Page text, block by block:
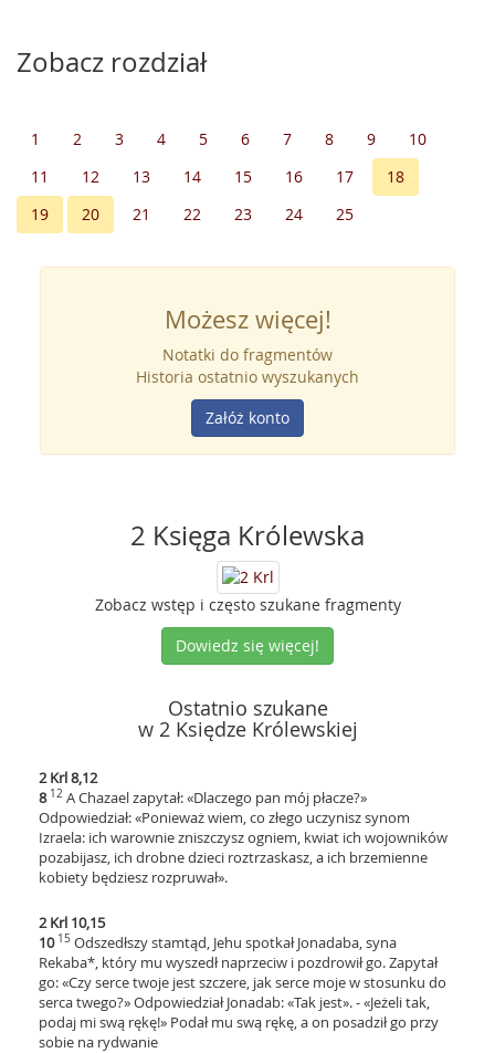
Zobacz rozdział
1 2 3 4 5 6 7 8 9
10
11
12 13 14 15 16 17
18
19
20 21 22 23 24 25
Możesz więcej!
Notatki do fragmentów
Historia ostatnio wyszukanych
Załóż konto
2 Księga Królewska
Zobacz wstęp i często szukane fragmenty
Dowiedz się więcej!
Ostatnio szukane
w 2 Księdze Królewskiej
2 Krl 8,12
8 12 A Chazael zapytał: «Dlaczego pan mój płacze?»
Odpowiedział: «Ponieważ wiem, co złego uczynisz synom
Izraela: ich warownie zniszczysz ogniem, kwiat ich wojowników
pozabijasz, ich drobne dzieci roztrzaskasz, a ich brzemienne
kobiety będziesz rozpruwał».
2 Krl 10,15
1015 Odszedłszy stamtąd, Jehu spotkał Jonadaba, syna
Rekaba*, który mu wyszedł naprzeciw i pozdrowił go. Zapytał
go: «Czy serce twoje jest szczere, jak serce moje w stosunku do
serca twego?» Odpowiedział Jonadab: «Tak jest». - «Jeżeli tak,
podaj mi swą rękę!» Podał mu swą rękę, a on posadził go przy
sobie na rydwanie